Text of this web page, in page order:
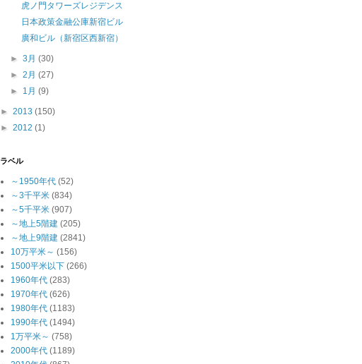
虎ノ門タワーズレジデンス
日本政策金融公庫新宿ビル
廣和ビル（新宿区西新宿）
►3月(30)
►2月(27)
► 1月(9)
► 2013 (150)
► 2012 (1)
ラベル
～1950年代 (52)
～3千平米 (834)
～5千平米 (907)
～地上5階建 (205)
～地上9階建 (2841)
10万平米～ (156)
1500平米以下 (266)
1960年代 (283)
1970年代 (626)
1980年代 (1183)
1990年代 (1494)
1万平米～ (758)
2000年代 (1189)